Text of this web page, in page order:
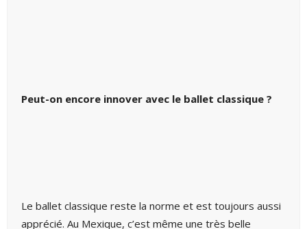
Peut-on encore innover avec le ballet classique ?
Le ballet classique reste la norme et est toujours aussi
apprécié. Au Mexique, c’est même une très belle